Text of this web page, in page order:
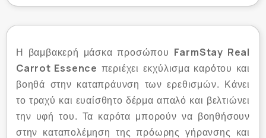
Η βαμβακερή μάσκα προσώπου FarmStay Real
Carrot Essence περιέχει εκχύλισμα καρότου και
βοηθά στην καταπράυνση των ερεθισμών. Κάνει
το τραχύ και ευαίσθητο δέρμα απαλό και βελτιώνει
την υφή του. Τα καρότα μπορούν να βοηθήσουν
στην καταπολέμηση της πρόωρης γήρανσης και